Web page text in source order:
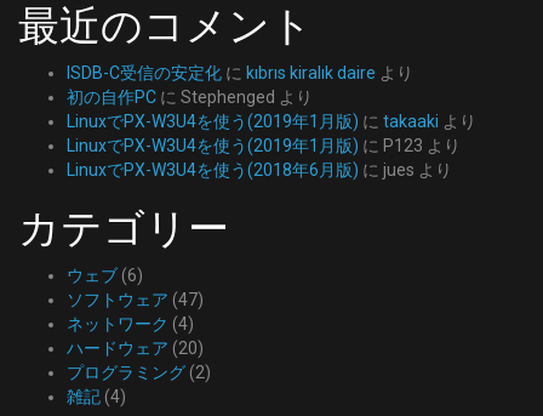
最近のコメント
ISDB-C受信の安定化 に kıbrıs kiralık daire より
初の自作PC に Stephenged より
LinuxでPX-W3U4を使う(2019年1月版) に takaaki より
LinuxでPX-W3U4を使う(2019年1月版) に P123 より
LinuxでPX-W3U4を使う(2018年6月版) に jues より
カテゴリー
ウェブ (6)
ソフトウェア (47)
ネットワーク (4)
ハードウェア (20)
プログラミング (2)
雑記 (4)